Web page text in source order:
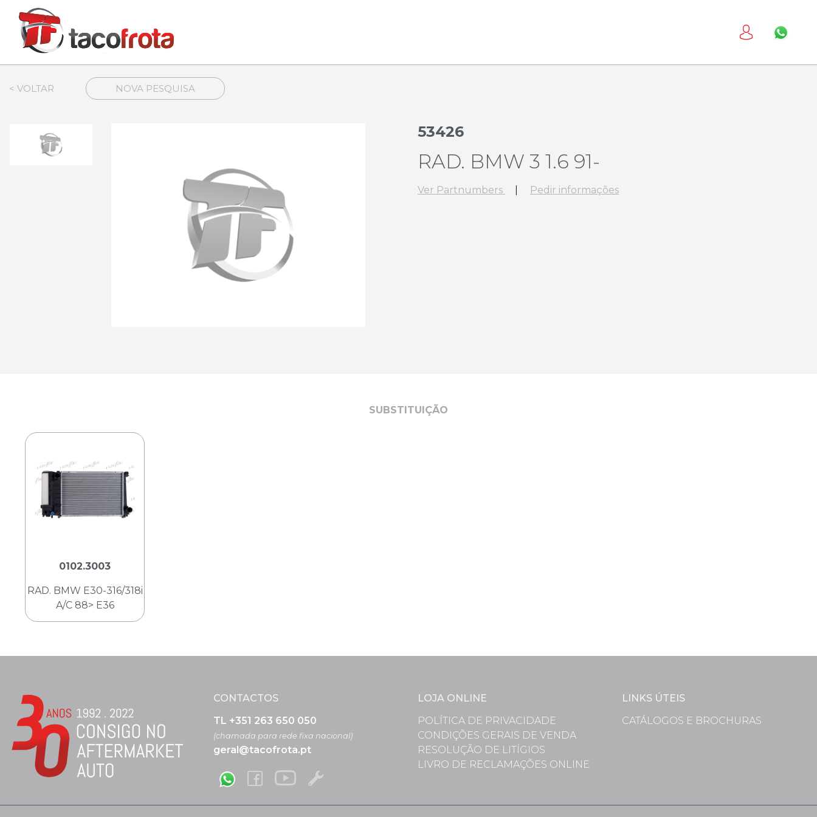
< VOLTAR NOVA PESQUISA
53426
RAD. BMW 3 1.6 91-
Ver Partnumbers Pedir informações
SUBSTITUIÇÃO
0102.3003
RAD. BMW E30-316/318i
A/C 88> E36
CONTACTOS
TL +351 263 650 050
(chamada para rede fixa nacional)
geral@tacofrota.pt
LOJA ONLINE
POLÍTICA DE PRIVACIDADE
CONDIÇÕES GERAIS DE VENDA
RESOLUÇÃO DE LITÍGIOS
LIVRO DE RECLAMAÇÕES ONLINE
LINKS ÚTEIS
CATÁLOGOS E BROCHURAS